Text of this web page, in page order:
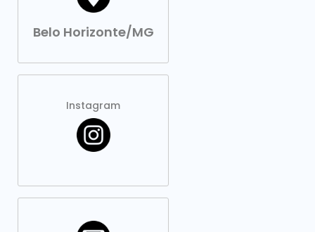
Belo Horizonte/MG
Instagram